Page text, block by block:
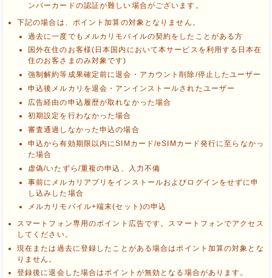
ンバーカードの認証が難しい場合がございます。
下記の場合は、ポイント加算の対象となりません。
過去に一度でもメルカリモバイルの契約をしたことがある方
国外在住のお客様(日本国内において本サービスを利用する日本在
住のお客さまのみ対象です)
強制解約等成果確定前に退会・アカウント削除/停止したユーザー
申込後メルカリを退会・アンインストールされたユーザー
広告経由の申込履歴が取れなかった場合
初期設定を行わなかった場合
審査通過しなかった申込の場合
申込から有効期限以内にSIMカード/eSIMカード発行に至らなかっ
た場合
虚偽/いたずら/重複の申込、入力不備
事前にメルカリアプリをインストールおよびログインをせずに申
し込みした場合
メルカリモバイル+端末(セット)の申込
スマートフォン専用のポイント広告です。スマートフォンでアクセス
してください。
現在または過去に登録したことがある場合はポイント加算の対象とな
りません。
登録後に退会した場合はポイントが無効となる場合があります。
ポイント広告に関するFAQはこちら